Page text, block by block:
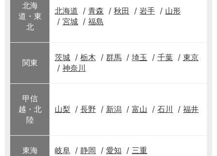
北海
道・東
北
北海道 青森 秋田 岩手
山形
宮城
福島
関東
茨城 栃木 群馬 埼玉 千葉
東京
神奈川
甲信
越・北
陸
山梨 長野 新潟 富山 石川 福井
東海 岐阜 静岡 愛知 三重